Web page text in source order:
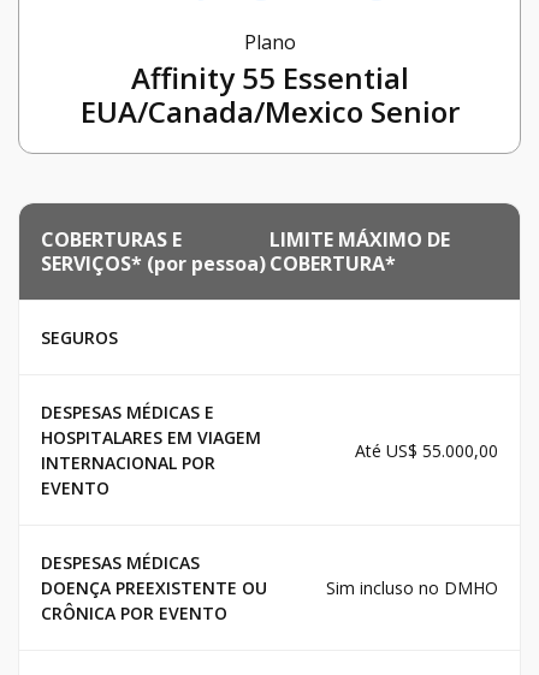
Plano
Affinity 55 Essential
EUA/Canada/Mexico Senior
COBERTURAS E
SERVIÇOS* (por pessoa)
LIMITE MÁXIMO DE
COBERTURA*
SEGUROS
DESPESAS MÉDICAS E
HOSPITALARES EM VIAGEM
INTERNACIONAL POR
EVENTO
Até US$ 55.000,00
DESPESAS MÉDICAS
DOENÇA PREEXISTENTE OU
CRÔNICA POR EVENTO
Sim incluso no DMHO